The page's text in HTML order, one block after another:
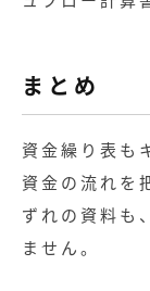
まとめ
資金繰り表も
資金の流れを
ずれの資料も
ません。